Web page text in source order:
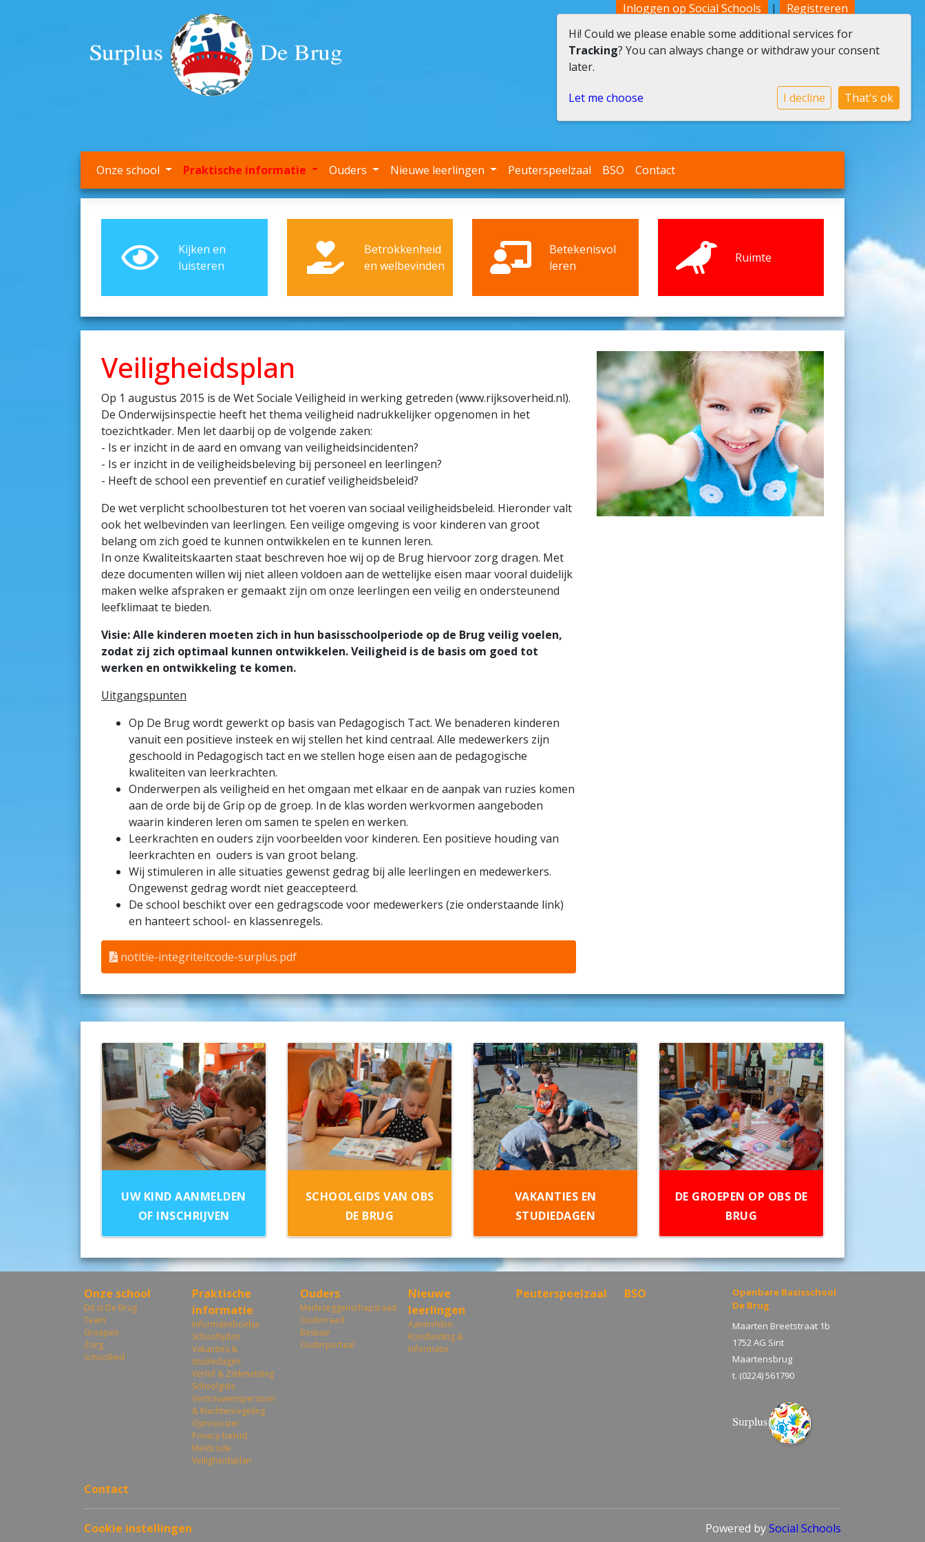
Inloggen op Social Schools | Registreren
Onze school Praktische informatie Ouders Nieuwe leerlingen Peuterspeelzaal BSO Contact
Kijken en
luisteren
Betrokkenheid
en welbevinden
Betekenisvol
leren
Ruimte
Veiligheidsplan
Op 1 augustus 2015 is de Wet Sociale Veiligheid in werking getreden (www.rijksoverheid.nl).
De Onderwijsinspectie heeft het thema veiligheid nadrukkelijker opgenomen in het
toezichtkader. Men let daarbij op de volgende zaken:
- Is er inzicht in de aard en omvang van veiligheidsincidenten?
- Is er inzicht in de veiligheidsbeleving bij personeel en leerlingen?
- Heeft de school een preventief en curatief veiligheidsbeleid?
De wet verplicht schoolbesturen tot het voeren van sociaal veiligheidsbeleid. Hieronder valt
ook het welbevinden van leerlingen. Een veilige omgeving is voor kinderen van groot
belang om zich goed te kunnen ontwikkelen en te kunnen leren.
In onze Kwaliteitskaarten staat beschreven hoe wij op de Brug hiervoor zorg dragen. Met
deze documenten willen wij niet alleen voldoen aan de wettelijke eisen maar vooral duidelijk
maken welke afspraken er gemaakt zijn om onze leerlingen een veilig en ondersteunend
leefklimaat te bieden.
Visie: Alle kinderen moeten zich in hun basisschoolperiode op de Brug veilig voelen,
zodat zij zich optimaal kunnen ontwikkelen. Veiligheid is de basis om goed tot
werken en ontwikkeling te komen.
Uitgangspunten
Op De Brug wordt gewerkt op basis van Pedagogisch Tact. We benaderen kinderen
vanuit een positieve insteek en wij stellen het kind centraal. Alle medewerkers zijn
geschoold in Pedagogisch tact en we stellen hoge eisen aan de pedagogische
kwaliteiten van leerkrachten.
Onderwerpen als veiligheid en het omgaan met elkaar en de aanpak van ruzies komen
aan de orde bij de Grip op de groep. In de klas worden werkvormen aangeboden
waarin kinderen leren om samen te spelen en werken.
Leerkrachten en ouders zijn voorbeelden voor kinderen. Een positieve houding van
leerkrachten en ouders is van groot belang.
Wij stimuleren in alle situaties gewenst gedrag bij alle leerlingen en medewerkers.
Ongewenst gedrag wordt niet geaccepteerd.
De school beschikt over een gedragscode voor medewerkers (zie onderstaande link)
en hanteert school- en klassenregels.
notitie-integriteitcode-surplus.pdf
UW KIND AANMELDEN
OF INSCHRIJVEN
SCHOOLGIDS VAN OBS
DE BRUG
VAKANTIES EN
STUDIEDAGEN
DE GROEPEN OP OBS DE
BRUG
Onze school
Dit is De Brug
Team
Groepen
Zorg
Schoollied
Praktische
informatie
Informatieboekje
Schooltijden
Vakanties &
studiedagen
Verlof & Ziekmelding
Schoolgids
Vertrouwenspersoon
& Klachtenregeling
Gymrooster
Privacy-beleid
Meldcode
Veiligheidsplan
Ouders
Medezeggenschapsraad
Ouderraad
Bestuur
Ouderportaal
Nieuwe
leerlingen
Aanmelden
Rondleiding &
Informatie
Peuterspeelzaal BSO
Contact
Openbare Basisschool
De Brug
Maarten Breetstraat 1b
1752 AG Sint
Maartensbrug
t. (0224) 561790
Cookie instellingen Powered bySocial Schools
Hi! Could we please enable some additional services for
Tracking? You can always change or withdraw your consent
later.
Let me choose I decline That's ok